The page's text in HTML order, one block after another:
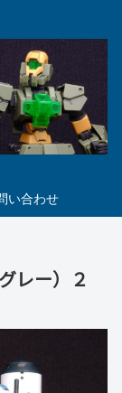
い合わせ
レー）２